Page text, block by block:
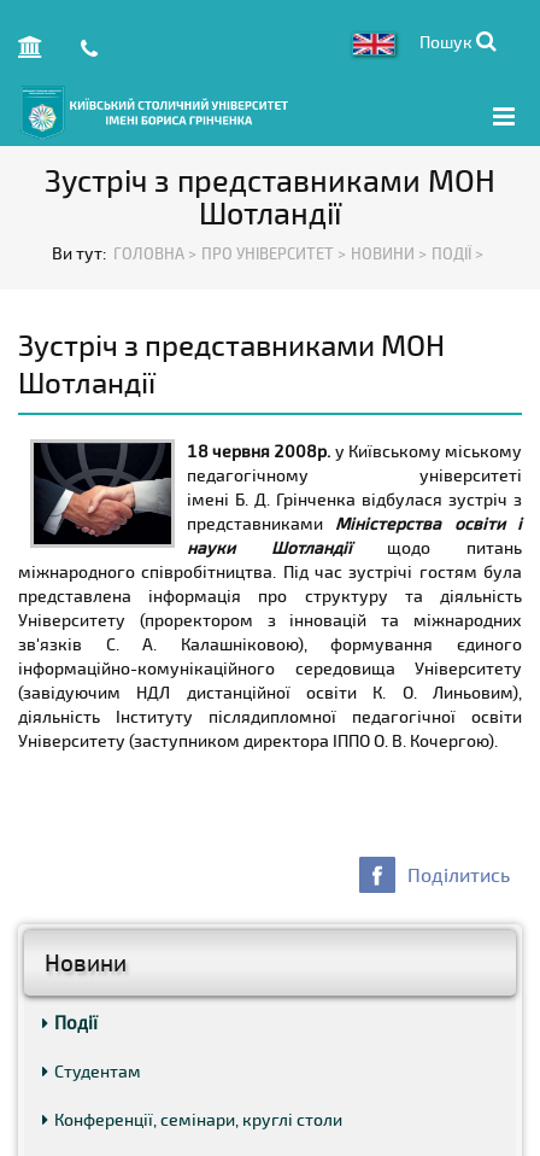
Пошук
Зустріч з представниками МОН
Шотландії
Ви тут: ГОЛОВНА > ПРО УНІВЕРСИТЕТ > НОВИНИ > ПОДІЇ >
Новини
Події
Студентам
Конференції, семінари, круглі столи
Зустріч з представниками МОН
Шотландії
18 червня 2008р. у Київському міському
педагогічному університеті
імені Б. Д. Грінченка відбулася зустріч з
представниками Міністерства освіти і
науки Шотландіїщодо питань
міжнародного співробітництва. Під час зустрічі гостям була
представлена інформація про структуру та діяльність
Університету (проректором з інновацій та міжнародних
зв'язків С. А. Калашніковою), формування єдиного
інформаційно-комунікаційного середовища Університету
(завідуючим НДЛ дистанційної освіти К. О. Линьовим),
діяльність Інституту післядипломної педагогічної освіти
Університету (заступником директора ІППО О. В. Кочергою).
Поділитись